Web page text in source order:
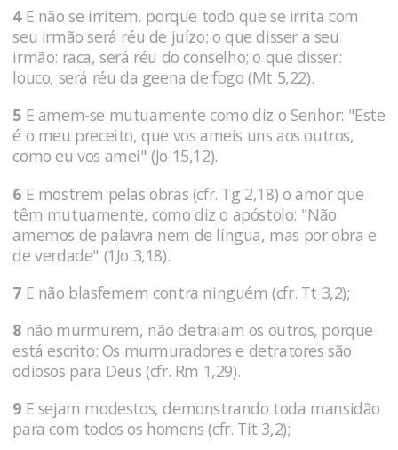
4E não se irritem, porque todo que se irrita com
seu irmão será réu de juízo; o que disser a seu
irmão: raca, será réu do conselho; o que disser:
louco, será réu da geena de fogo (Mt 5,22).
5 E amem-se mutuamente como diz o Senhor: "Este
é o meu preceito, que vos ameis uns aos outros,
como eu vos amei" (Jo 15,12).
6 E mostrem pelas obras (cfr. Tg 2,18) o amor que
têm mutuamente, como diz o apóstolo: "Não
amemos de palavra nem de língua, mas por obra e
de verdade" (1Jo 3,18).
7 E não blasfemem contra ninguém (cfr. Tt 3,2);
8 não murmurem, não detraiam os outros, porque
está escrito: Os murmuradores e detratores são
odiosos para Deus (cfr. Rm 1,29).
9 E sejam modestos, demonstrando toda mansidão
para com todos os homens (cfr. Tit 3,2);